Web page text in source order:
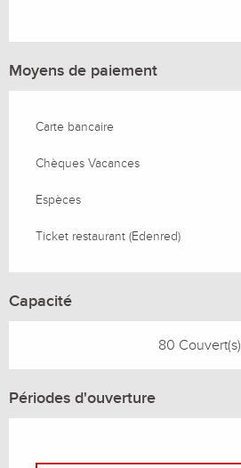
Moyens de paiement
Carte bancaire
Chèques Vacances
Espèces
Ticket restaurant (Edenred)
Capacité
80 Couvert(s)
Périodes d'ouverture